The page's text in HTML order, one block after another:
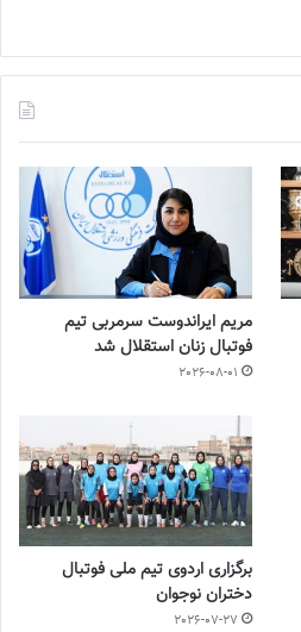
مریم ایراندوست سرمربی تیم
فوتبال زنان استقلال شد
2026-08-01
برگزاری اردوی تیم ملی فوتبال
دختران نوجوان
2026-07-27